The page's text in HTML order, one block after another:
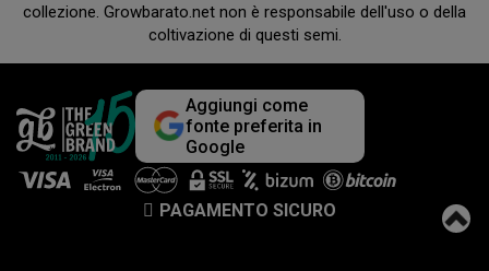
collezione. Growbarato.net non è responsabile dell'uso o della
coltivazione di questi semi.
Aggiungi come
fonte preferita in
Google
PAGAMENTO SICURO